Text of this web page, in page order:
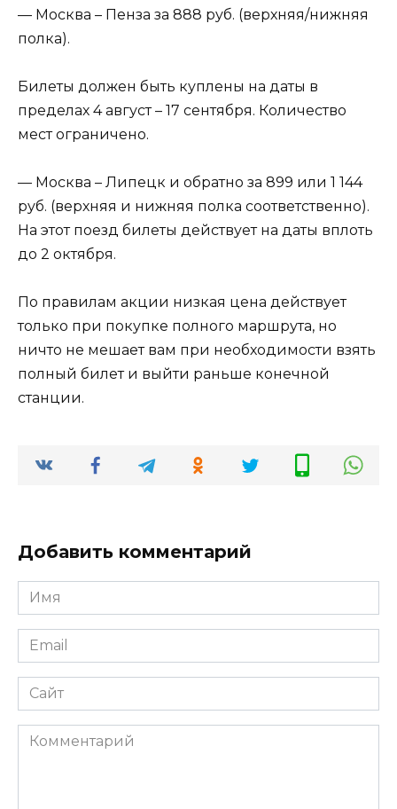
— Москва – Пенза за 888 руб. (верхняя/нижняя
полка).
Билеты должен быть куплены на даты в
пределах 4 август – 17 сентября. Количество
мест ограничено.
— Москва – Липецк и обратно за 899 или 1 144
руб. (верхняя и нижняя полка соответственно).
На этот поезд билеты действует на даты вплоть
до 2 октября.
По правилам акции низкая цена действует
только при покупке полного маршрута, но
ничто не мешает вам при необходимости взять
полный билет и выйти раньше конечной
станции.
Добавить комментарий
Имя
*
Email
*
Сайт
Комментарий